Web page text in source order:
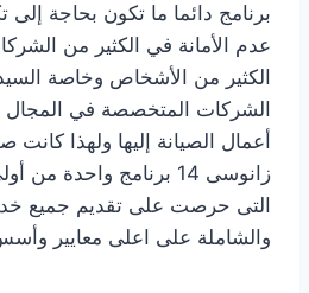
برنامج دائما ما تكون بحاجة إلى
عدم الأمانة في الكثير من
الكثير من الأشخاص وخاصة
الشركات المتخصصة في
أعمال الصيانة إليها ولهذا كانت
زانوسى 14 برنامج واحدة
التى حرصت على تقديم جميع
والشاملة على اعلى معايير